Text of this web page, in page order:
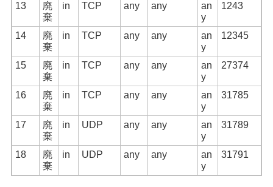
13
廃
棄
in TCP any any
an
y
1243
14
廃
棄
in TCP any any
an
y
12345
15
廃
棄
in TCP any any
an
y
27374
16
廃
棄
in TCP any any
an
y
31785
17
廃
棄
in UDP any any
an
y
31789
18
廃
棄
in UDP any any
an
y
31791